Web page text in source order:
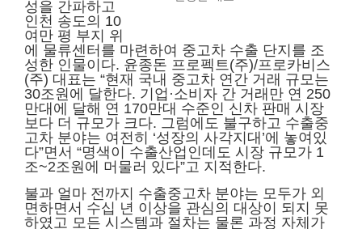
성을 간파하고
인천 송도의 10
여만 평 부지 위
에 물류센터를 마련하여 중고차 수출 단지를 조
성한 인물이다. 윤종돈 프로펙트(주)/프로카비스
(주) 대표는 “현재 국내 중고차 연간 거래 규모는
30조원에 달한다. 기업·소비자 간 거래만 연 250
만대에 달해 연 170만대 수준인 신차 판매 시장
보다 더 규모가 크다. 그럼에도 불구하고 수출중
고차 분야는 여전히 ‘성장의 사각지대’에 놓여있
다”면서 “명색이 수출산업인데도 시장 규모가 1
조~2조원에 머물러 있다”고 지적한다.
불과 얼마 전까지 수출중고차 분야는 모두가 외
면하면서 수십 년 이상을 관심의 대상이 되지 못
하였고 모든 시스템과 절차는 물론 과정 자체가